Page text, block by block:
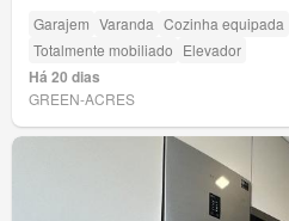
Garajem Varanda Cozinha equipada
Totalmente mobiliado Elevador
Há 20 dias
GREEN-ACRES